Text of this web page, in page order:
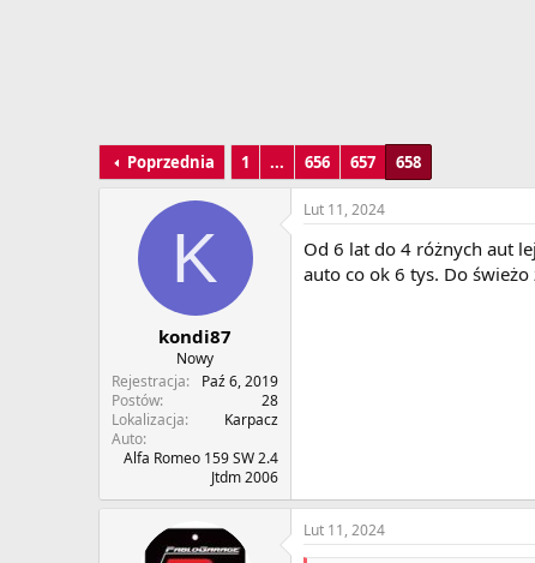
Poprzednia 1 ... 656 657 658
K
kondi87
Nowy
Rejestracja
Paź 6, 2019
Postów
28
Lokalizacja
Karpacz
Auto
Alfa Romeo 159 SW 2.4
Jtdm 2006
Lut 11, 2024
Od 6 lat do 4 różnych aut
auto co ok 6 tys. Do
Lut 11, 2024